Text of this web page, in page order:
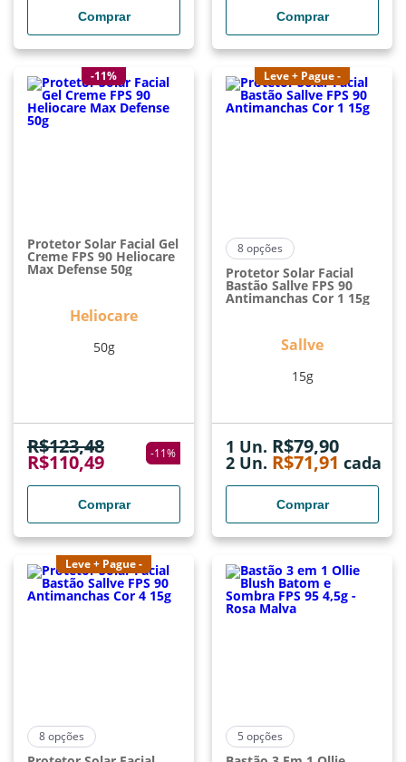
Comprar Comprar
-11%
Protetor Solar Facial Gel
Creme FPS 90 Heliocare
Max Defense 50g
Heliocare
50g
R$123,48
R$110,49 -11%
Comprar
Leve + Pague -
8opções
Protetor Solar Facial
Bastão Sallve FPS 90
Antimanchas Cor 1 15g
Sallve
15g
1 Un. R$79,90
2 Un. R$71,91 cada
Comprar
Leve + Pague -
8opções 5 opções